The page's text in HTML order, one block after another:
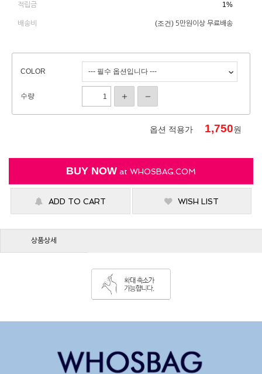
적립금 1%
배송비 (조건) 5만원이상 무료배송
COLOR
수량
옵션 적용가 1,750원
BUY NOW at WHOSBAG.COM
ADD TO CART WISH LIST
상품상세